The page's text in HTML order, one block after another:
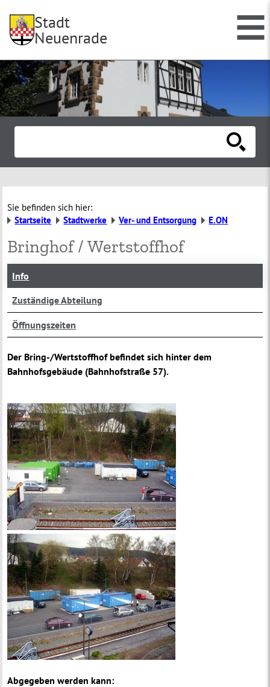
Stadt
Neuenrade
Sie befinden sich hier:
Startseite
Stadtwerke Ver- und Entsorgung E.ON
Bringhof / Wertstoffhof
Info
Zuständige Abteilung
Öffnungszeiten
Der Bring-/Wertstoffhof befindet sich hinter dem
Bahnhofsgebäude (Bahnhofstraße 57).
Abgegeben werden kann: